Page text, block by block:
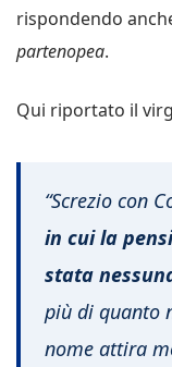
rispondendo
partenopea.
Qui riportato il
“Screzio con
in cui la
stata
più di quanto
nome attira